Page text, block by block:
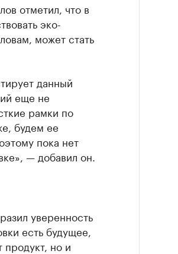
отметил, что в
эко-
может стать
данный
еще не
рамки по
будем ее
пока нет
— добавил он.
уверенность
есть будущее,
продукт, но и